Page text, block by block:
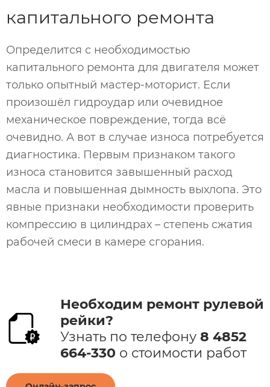
капитального ремонта
Определится с необходимостью
капитального ремонта для двигателя может
только опытный мастер-моторист. Если
произошёл гидроудар или очевидное
механическое повреждение, тогда всё
очевидно. А вот в случае износа потребуется
диагностика. Первым признаком такого
износа становится завышенный расход
масла и повышенная дымность выхлопа. Это
явные признаки необходимости проверить
компрессию в цилиндрах – степень сжатия
рабочей смеси в камере сгорания.
Необходим ремонт рулевой
рейки​?
Узнать по телефону 8 4852
664-330 ​ о стоимости работ​